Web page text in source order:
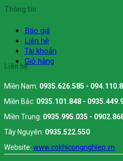
Thông tin
Báo giá
Liên hệ
Tài khoản
Giỏ hàng
Liên hệ
Miền Nam: 0935.626.585 -
Miền Bắc: 0935.101.848 -
Miền Trung: 0935.995.035 -
Tây Nguyên: 0935.522.550
Website: www.cokhicongnghiep.vn